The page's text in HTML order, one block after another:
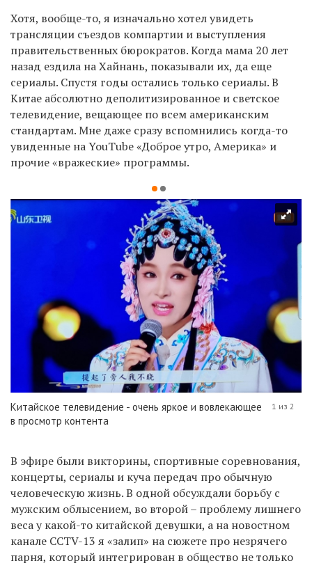
Хотя, вообще-то, я изначально хотел увидеть
трансляции съездов компартии и выступления
правительственных бюрократов. Когда мама 20 лет
назад ездила на Хайнань, показывали их, да еще
сериалы. Спустя годы остались только сериалы. В
Китае абсолютно деполитизированное и светское
телевидение, вещающее по всем американским
стандартам. Мне даже сразу вспомнились когда-то
увиденные на YouTube «Доброе утро, Америка» и
прочие «вражеские» программы.
Китайское телевидение - очень яркое и вовлекающее
в просмотр контента
1 из 2
В эфире были викторины, спортивные соревнования,
концерты, сериалы и куча передач про обычную
человеческую жизнь. В одной обсуждали борьбу с
мужским облысением, во второй – проблему лишнего
веса у какой-то китайской девушки, а на новостном
канале CCTV-13 я «залип» на сюжете про незрячего
парня, который интегрирован в общество не только